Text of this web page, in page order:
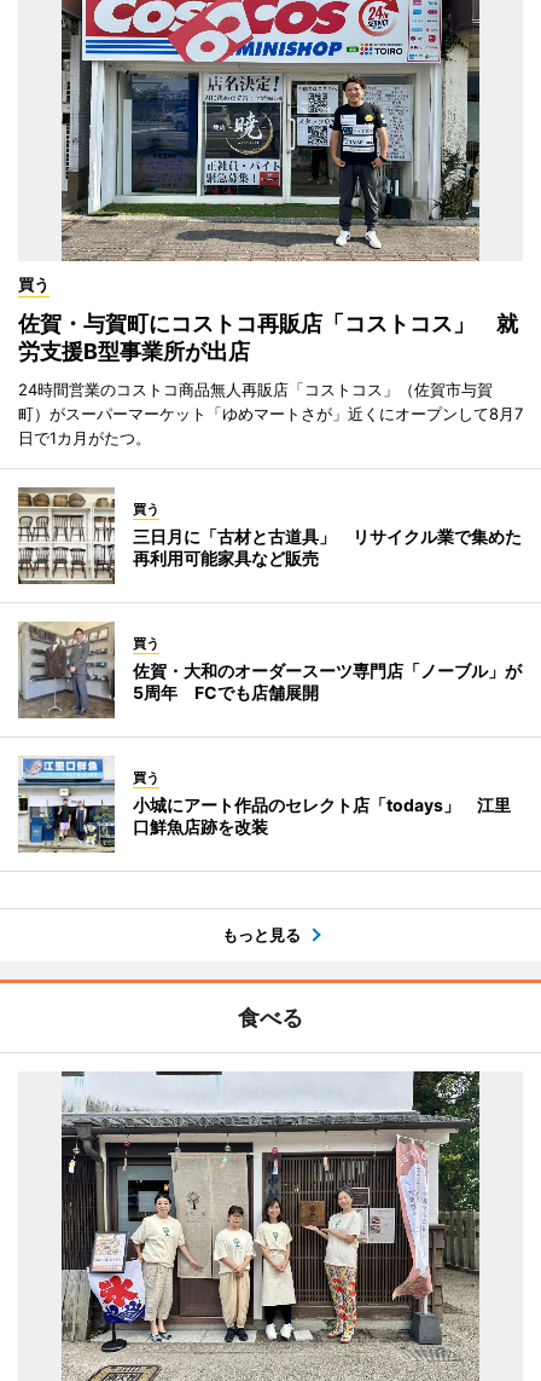
買う
佐賀・与賀町にコストコ再販店「コストコス」 就
労支援B型事業所が出店
24時間営業のコストコ商品無人再販店「コストコス」（佐賀市与賀
町）がスーパーマーケット「ゆめマートさが」近くにオープンして8月7
日で1カ月がたつ。
買う
三日月に「古材と古道具」 リサイクル業で集めた
再利用可能家具など販売
買う
佐賀・大和のオーダースーツ専門店「ノーブル」が
5周年 FCでも店舗展開
買う
小城にアート作品のセレクト店「todays」 江里
口鮮魚店跡を改装
もっと見る
食べる